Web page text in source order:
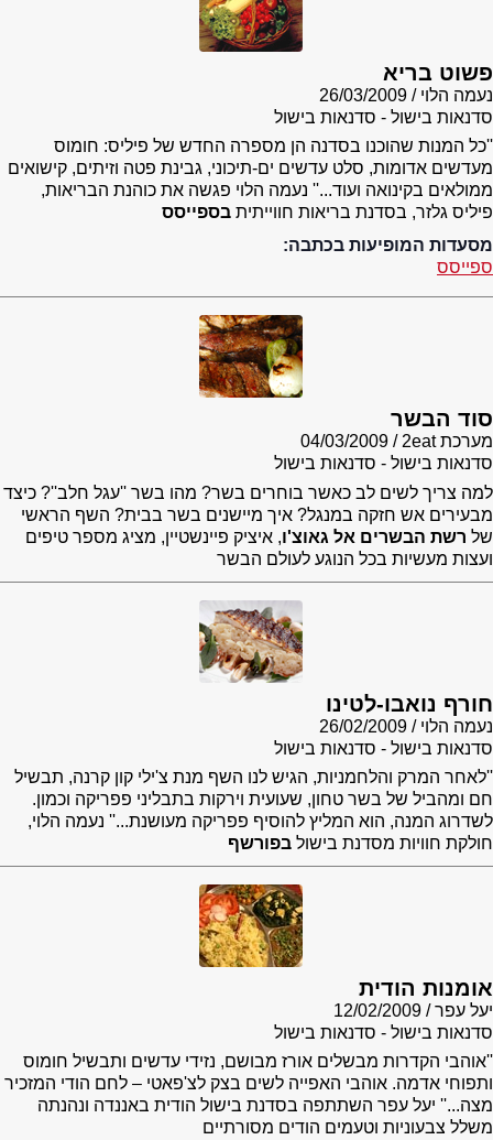
פשוט בריא
נעמה הלוי
26/03/2009
סדנאות בישול - סדנאות בישול
''כל המנות שהוכנו בסדנה הן מספרה החדש של פיליס: חומוס
מעדשים אדומות, סלט עדשים ים-תיכוני, גבינת פטה וזיתים, קישואים
ממולאים בקינואה ועוד...'' נעמה הלוי פגשה את כוהנת הבריאות,
פיליס גלזר, בסדנת בריאות חווייתית בספייסס
מסעדות המופיעות בכתבה:
ספייסס
סוד הבשר
מערכת 2eat
04/03/2009
סדנאות בישול - סדנאות בישול
למה צריך לשים לב כאשר בוחרים בשר? מהו בשר ''עגל חלב''? כיצד
מבעירים אש חזקה במנגל? איך מיישנים בשר בבית? השף הראשי
של רשת הבשרים אל גאוצ'ו, איציק פיינשטיין, מציג מספר טיפים
ועצות מעשיות בכל הנוגע לעולם הבשר
חורף נואבו-לטינו
נעמה הלוי
26/02/2009
סדנאות בישול - סדנאות בישול
''לאחר המרק והלחמניות, הגיש לנו השף מנת צ'ילי קון קרנה, תבשיל
חם ומהביל של בשר טחון, שעועית וירקות בתבליני פפריקה וכמון.
לשדרוג המנה, הוא המליץ להוסיף פפריקה מעושנת...'' נעמה הלוי,
חולקת חוויות מסדנת בישול בפורשף
אומנות הודית
יעל עפר 12/02/2009
סדנאות בישול - סדנאות בישול
''אוהבי הקדרות מבשלים אורז מבושם, נזידי עדשים ותבשיל חומוס
ותפוחי אדמה. אוהבי האפייה לשים בצק לצ'פאטי – לחם הודי המזכיר
מצה...'' יעל עפר השתתפה בסדנת בישול הודית באננדה ונהנתה
משלל צבעוניות וטעמים הודים מסורתיים